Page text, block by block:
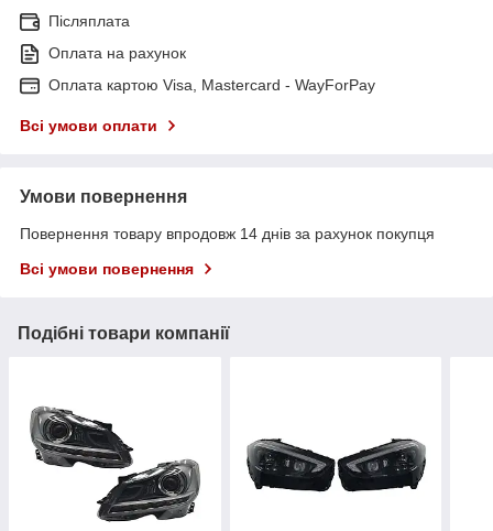
Післяплата
Оплата на рахунок
Оплата картою Visa, Mastercard - WayForPay
Всі умови оплати
Умови повернення
Повернення товару впродовж 14 днів за рахунок покупця
Всі умови повернення
Подібні товари компанії